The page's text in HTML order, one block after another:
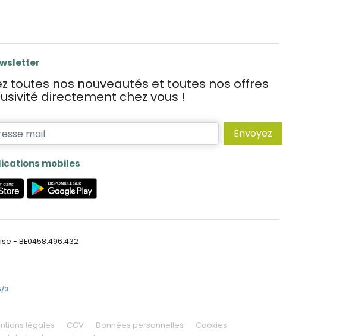
toutes nos nouveautés et toutes nos offres
directement chez vous !
Envoyez
mobiles
- BE0458.496.432
3
légales CGV Données personnelles
Cookies